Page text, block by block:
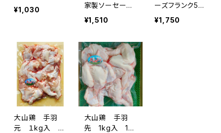
¥1,030
家製ソーセージ
500g
¥1,510
ーズフランク50
0g
¥1,750
大山鶏 手羽
元 １kg入 1
大山鶏 手羽
先 1kg入 1